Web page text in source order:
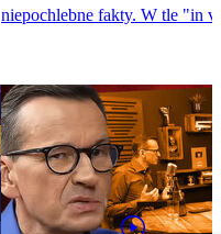
niepochlebne fakty. W tle "in